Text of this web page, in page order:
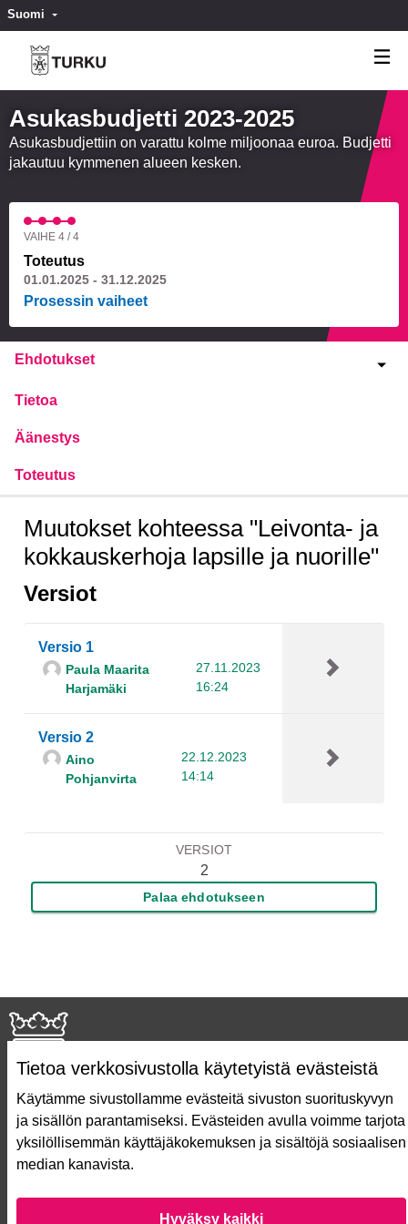
Tietoa verkkosivustolla käytetyistä evästeistä
Käytämme sivustollamme evästeitä sivuston suorituskyvyn
ja sisällön parantamiseksi. Evästeiden avulla voimme tarjota
yksilöllisemmän käyttäjäkokemuksen ja sisältöjä sosiaalisen
median kanavista.
Hyväksy kaikki
Suomi Valitse kieli
Asukasbudjetti 2023-2025
Asukasbudjettiin on varattu kolme miljoonaa euroa. Budjetti
jakautuu kymmenen alueen kesken.
VAIHE 4 / 4
Toteutus
01.01.2025 - 31.12.2025
Prosessin vaiheet
Ehdotukset
Tietoa
Äänestys
Toteutus
Muutokset kohteessa "Leivonta- ja
kokkauskerhoja lapsille ja nuorille"
Versiot
Versio 1
Paula Maarita
Harjamäki
27.11.2023
16:24
Versio 2
Aino
Pohjanvirta
22.12.2023
14:14
VERSIOT
2
Palaa ehdotukseen
Näin äänestät Asukasbudjetissa
Asukasbudjetin vaiheet
Usein kysytyt kysymykset
Saavutettavuusseloste